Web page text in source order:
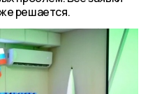
решается.